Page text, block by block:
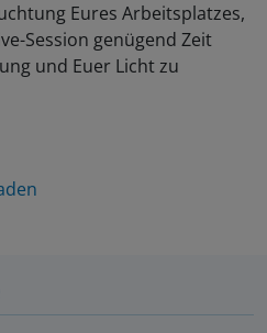
Eures Arbeitsplatzes,
Session genügend Zeit
und Euer Licht zu